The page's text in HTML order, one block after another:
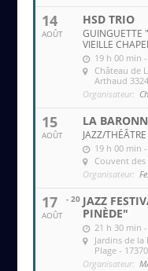
14
AOÛT
HSD TRIO
GUINGUETTE
VIEILLE
19 h 00 min
Château de
Arthaud
Organisateur:
15
AOÛT
LA
JAZZ/THÉÂTRE
19 h 00 min
Couvent
Organisateur:
17
AOÛT
- 20 JAZZ
PINÈDE"
21 h 30 min
Jardins de
Plage -
Organisateur: